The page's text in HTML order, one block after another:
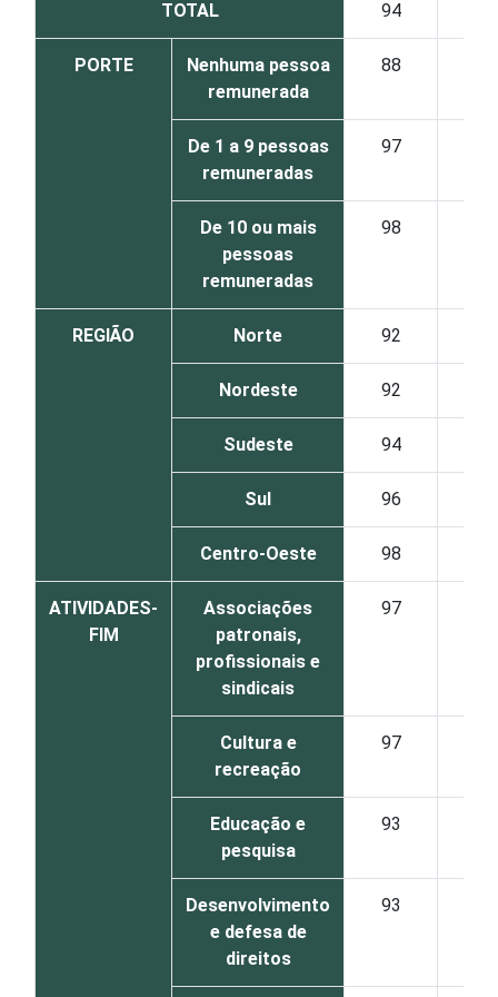
TOTAL 94
PORTE
Nenhuma pessoa
remunerada
88
De 1 a 9 pessoas
remuneradas
97
De 10 ou mais
pessoas
remuneradas
98
REGIÃO Norte 92
Nordeste 92
Sudeste 94
Sul 96
Centro-Oeste 98
ATIVIDADES-
FIM
Associações
patronais,
profissionais e
sindicais
97
Cultura e
recreação
97
Educação e
pesquisa
93
Desenvolvimento
e defesa de
direitos
93